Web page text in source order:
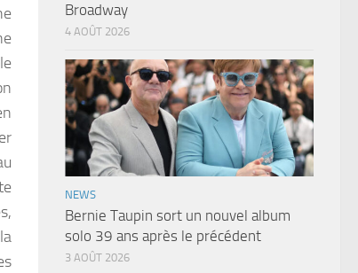
Broadway
4 AOÛT 2026
NEWS
Bernie Taupin sort un nouvel album
solo 39 ans après le précédent
3 AOÛT 2026